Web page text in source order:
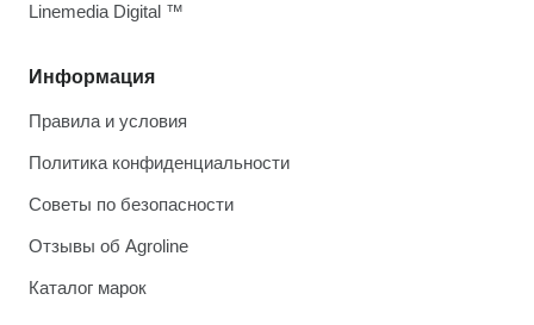
Информация
Правила и условия
Политика конфиденциальности
Советы по безопасности
Отзывы об Agroline
Каталог марок
Linemedia Digital ™